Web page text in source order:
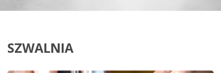
SZWALNIA